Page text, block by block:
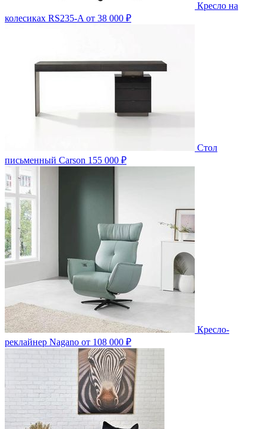
Кресло на
колесиках RS235-A от 38 000 ₽
Стол
письменный Carson 155 000 ₽
Кресло-
реклайнер Nagano от 108 000 ₽